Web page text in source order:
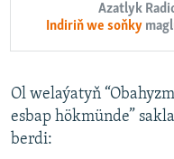
Azatlyk
Indiriň we soňky
Ol welaýatyň
esbap hökmünde”
berdi: